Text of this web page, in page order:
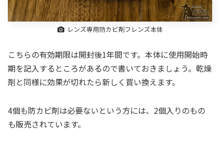
レンズ専用防カビ剤フレンズ本体
こちらの有効期限は開封後1年間です。本体に使用開始時
期を記入するところがあるので書いておきましょう。乾燥
剤と同様に効果が切れたら新しく買い換えます。
4個も防カビ剤は必要ないという方には、2個入りのもの
も販売されています。